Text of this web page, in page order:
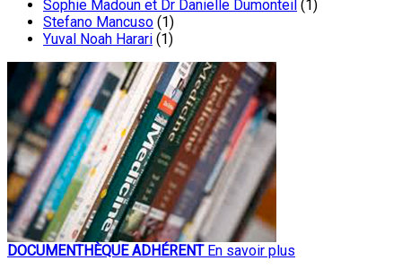
Sophie Madoun et Dr Danielle Dumonteil (1)
Stefano Mancuso (1)
Yuval Noah Harari (1)
DOCUMENTHÈQUE ADHÉRENT En savoir plus